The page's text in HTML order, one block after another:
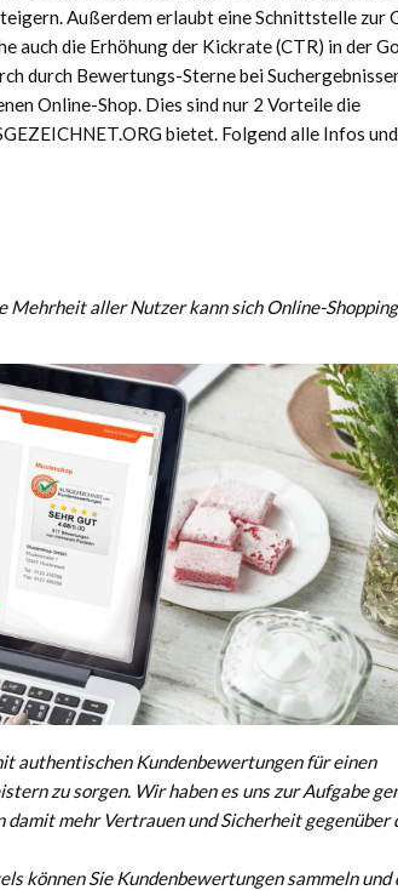
Außerdem erlaubt eine Schnittstelle zur
auch die Erhöhung der Kickrate (CTR) in der
durch Bewertungs-Sterne bei
Online-Shop. Dies sind nur 2 Vorteile die
bietet. Folgend alle Infos
aller Nutzer kann sich Online-
authentischen Kundenbewertungen für einen
zu sorgen. Wir haben es uns zur Aufgabe
mehr Vertrauen und Sicherheit gegenüber
können Sie Kundenbewertungen sammeln und